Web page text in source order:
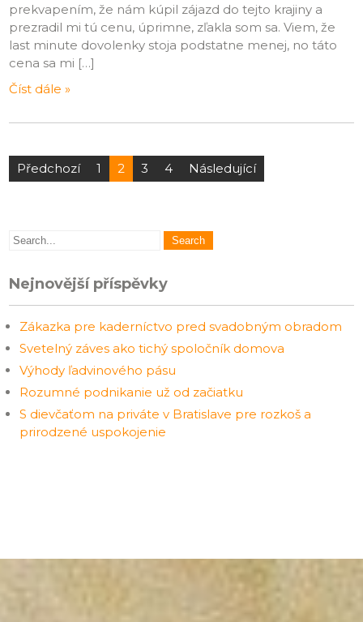
prekvapením, že nám kúpil zájazd do tejto krajiny a
prezradil mi tú cenu, úprimne, zľakla som sa. Viem, že
last minute dovolenky stoja podstatne menej, no táto
cena sa mi […]
Číst dále »
Stránkování
Předchozí 1 2 3 4 Následující
Nejnovější příspěvky
Zákazka pre kaderníctvo pred svadobným obradom
Svetelný záves ako tichý spoločník domova
Výhody ľadvinového pásu
Rozumné podnikanie už od začiatku
S dievčaťom na priváte v Bratislave pre rozkoš a
prirodzené uspokojenie